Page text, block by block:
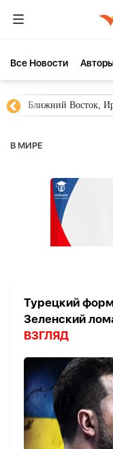
Все Новости
Ближний Восток,
В МИРЕ
Турецкий
Зеленский
ВЗГЛЯД